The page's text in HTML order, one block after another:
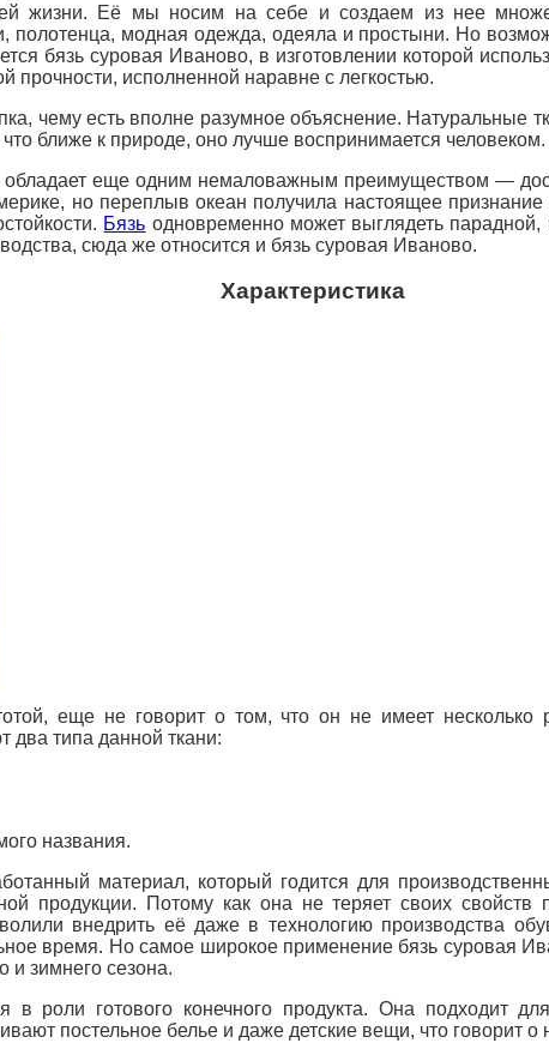
жизни. Её мы носим на себе и создаем из нее
полотенца, модная одежда, одеяла и простыни. Но
бязь суровая Иваново, в изготовлении которой
прочности, исполненной наравне с легкостью.
чему есть вполне разумное объяснение. Натуральные
ближе к природе, оно лучше воспринимается человеком.
обладает еще одним немаловажным преимуществом —
но переплыв океан получила настоящее
Бязь одновременно может выглядеть
сюда же относится и бязь суровая Иваново.
Характеристика
еще не говорит о том, что он не имеет несколько
два типа данной ткани:
названия.
материал, который годится для
продукции. Потому как она не теряет своих
внедрить её даже в технологию производства
время. Но самое широкое применение бязь суровая
и зимнего сезона.
в роли готового конечного продукта. Она подходит
постельное белье и даже детские вещи, что говорит о